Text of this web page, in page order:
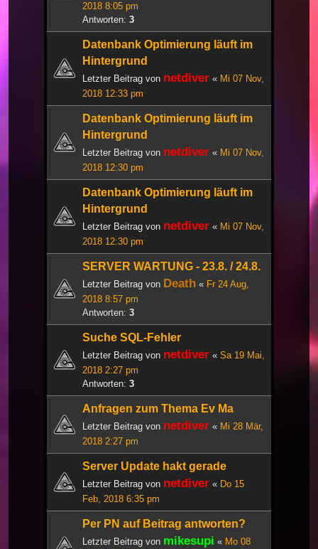
2018 8:05 pm
Antworten: 3
Datenbank Optimierung läuft im
Hintergrund
Letzter Beitrag von netdiver « Mi 07 Nov,
2018 12:33 pm
Datenbank Optimierung läuft im
Hintergrund
Letzter Beitrag von netdiver « Mi 07 Nov,
2018 12:30 pm
Datenbank Optimierung läuft im
Hintergrund
Letzter Beitrag von netdiver « Mi 07 Nov,
2018 12:30 pm
SERVER WARTUNG - 23.8. / 24.8.
Letzter Beitrag von Death « Fr 24 Aug,
2018 8:57 pm
Antworten: 3
Suche SQL-Fehler
Letzter Beitrag von netdiver « Sa 19 Mai,
2018 2:27 pm
Antworten: 3
Anfragen zum Thema Ev Ma
Letzter Beitrag von netdiver « Mi 28 Mär,
2018 2:27 pm
Server Update hakt gerade
Letzter Beitrag von netdiver « Do 15
Feb, 2018 6:35 pm
Per PN auf Beitrag antworten?
Letzter Beitrag von mikesupi « Mo 08